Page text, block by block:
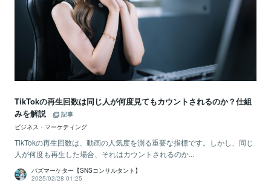
TikTokの再生回数は同じ人が何度見てもカウントされるのか？仕組
みを解説
記事
ビジネス・マーケティング
TikTokの再生回数は、動画の人気度を測る重要な指標です。しかし、同じ
人が何度も再生した場合、それはカウントされるのか...
バズマーケター【SNSコンサルタント】
2025/02/28 01:25